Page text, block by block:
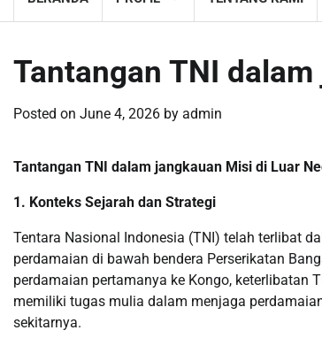
Tantangan TNI
Posted on June 4, 2026 by admin
Tantangan TNI dalam jangkauan Misi di Luar
1. Konteks Sejarah dan Strategi
Tentara Nasional Indonesia (TNI) telah terlibat
perdamaian di bawah bendera Perserikatan
perdamaian pertamanya ke Kongo, keterlibatan
memiliki tugas mulia dalam menjaga
sekitarnya.